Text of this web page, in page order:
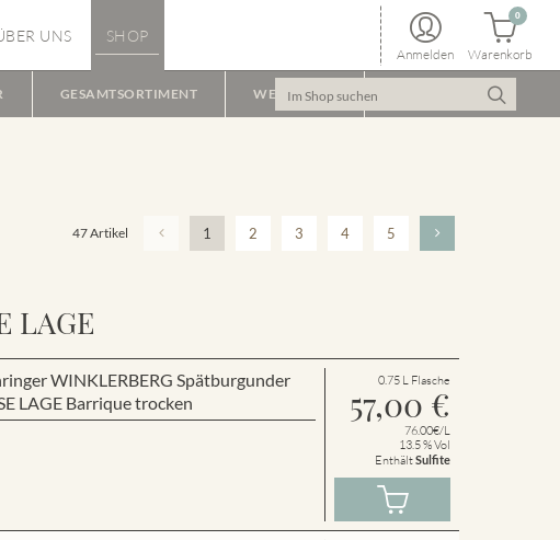
UNS SHOP
Anmelden Warenkorb
0
GESAMTSORTIMENT WEINPAKET
47 Artikel 1 2 3 4 5
LAGE
WINKLERBERG Spätburgunder
LAGE Barrique trocken
0.75 L Flasche
57,00 €
76.00€/L
13.5 % Vol
EnthältSulfite